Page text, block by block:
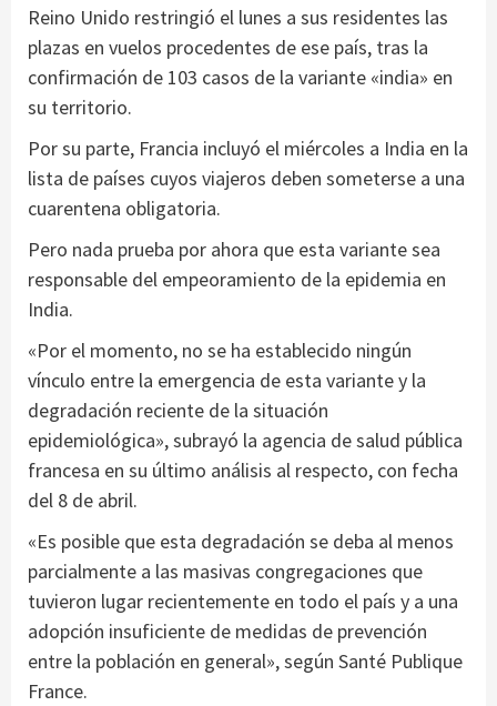
Reino Unido restringió el lunes a sus residentes las
plazas en vuelos procedentes de ese país, tras la
confirmación de 103 casos de la variante «india» en
su territorio.
Por su parte, Francia incluyó el miércoles a India en la
lista de países cuyos viajeros deben someterse a una
cuarentena obligatoria.
Pero nada prueba por ahora que esta variante sea
responsable del empeoramiento de la epidemia en
India.
«Por el momento, no se ha establecido ningún
vínculo entre la emergencia de esta variante y la
degradación reciente de la situación
epidemiológica», subrayó la agencia de salud pública
francesa en su último análisis al respecto, con fecha
del 8 de abril.
«Es posible que esta degradación se deba al menos
parcialmente a las masivas congregaciones que
tuvieron lugar recientemente en todo el país y a una
adopción insuficiente de medidas de prevención
entre la población en general», según Santé Publique
France.